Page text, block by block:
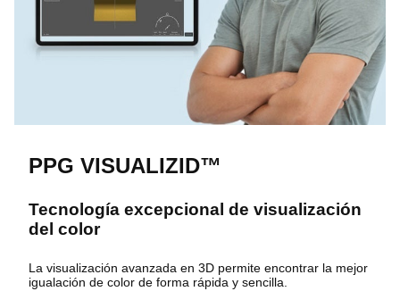
PPG VISUALIZID™
Tecnología excepcional de visualización
del color
La visualización avanzada en 3D permite encontrar la mejor
igualación de color de forma rápida y sencilla.